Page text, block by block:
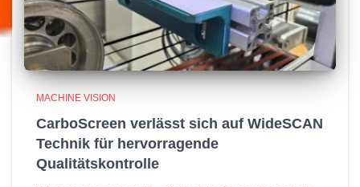
MACHINE VISION
CarboScreen verlässt sich auf WideSCAN
Technik für hervorragende
Qualitätskontrolle